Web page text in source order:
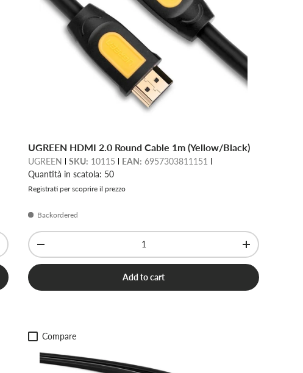
UGREEN HDMI 2.0 Round Cable 1m (Yellow/Black)
UGREEN SKU: 10115 EAN: 6957303811151
Quantità in scatola: 50
Registrati per scoprire il prezzo
Backordered
Qty
-
+
Add to cart
Compare